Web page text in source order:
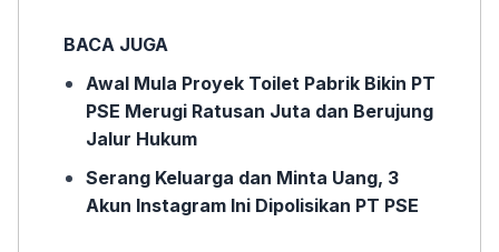
BACA JUGA
Awal Mula Proyek Toilet Pabrik Bikin PT
PSE Merugi Ratusan Juta dan Berujung
Jalur Hukum
Serang Keluarga dan Minta Uang, 3
Akun Instagram Ini Dipolisikan PT PSE